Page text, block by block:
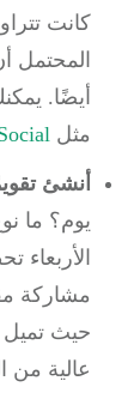
كانت تتراوح
المحتمل أن
أيضًا.يمكنك
مثلSocial
أنشئ تقويمًا
يوم؟ما نوع
الأربعاء
حيث تميل
عالية من